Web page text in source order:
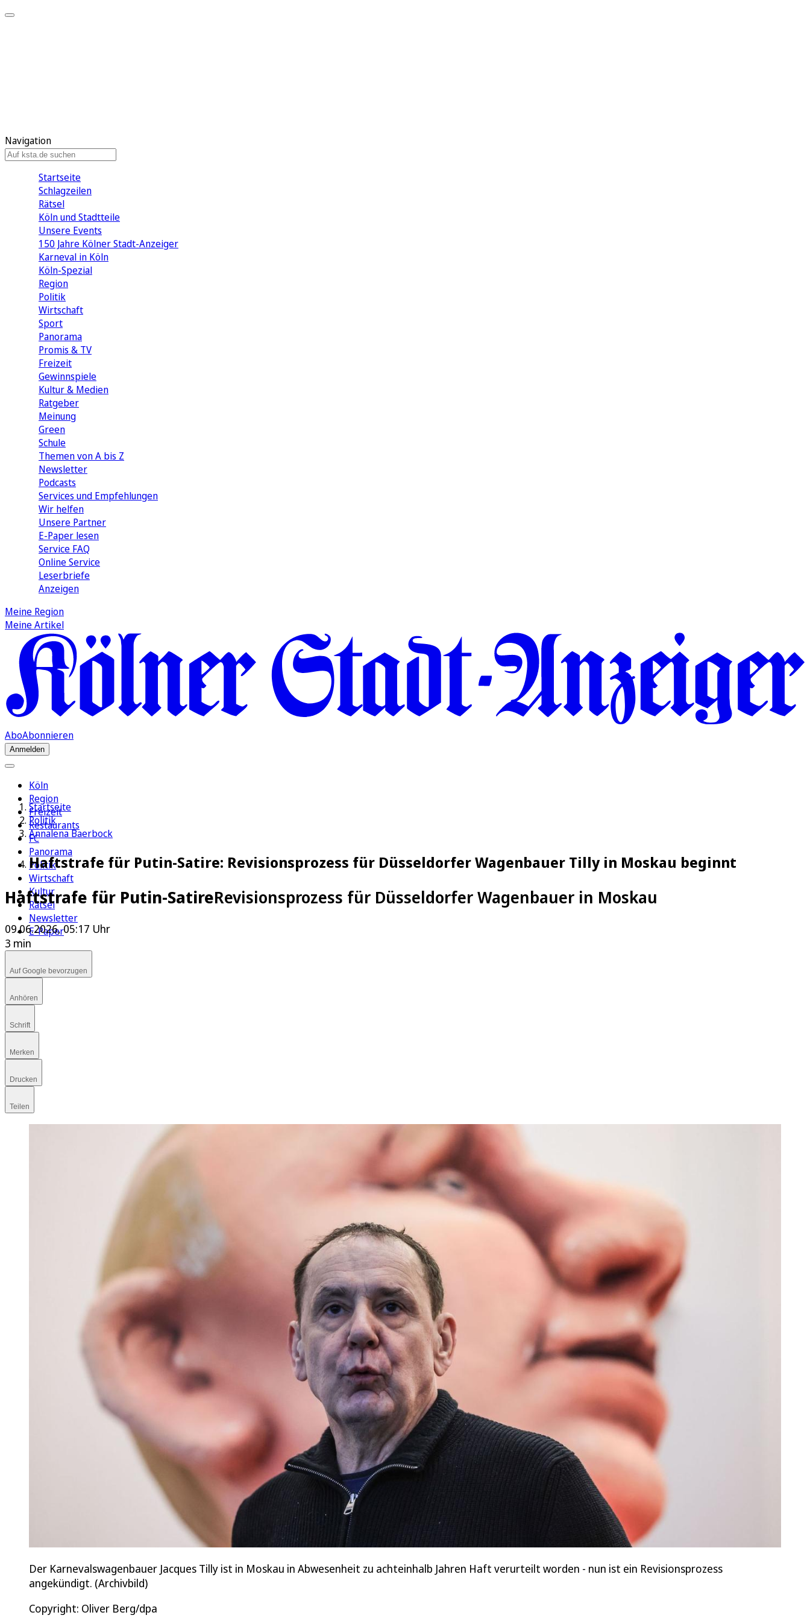
Navigation
Startseite
Schlagzeilen
Rätsel
Köln und Stadtteile
Unsere Events
150 Jahre Kölner Stadt-Anzeiger
Karneval in Köln
Köln-Spezial
Region
Politik
Wirtschaft
Sport
Panorama
Promis & TV
Freizeit
Gewinnspiele
Kultur & Medien
Ratgeber
Meinung
Green
Schule
Themen von A bis Z
Newsletter
Podcasts
Services und Empfehlungen
Wir helfen
Unsere Partner
E-Paper lesen
Service FAQ
Online Service
Leserbriefe
Anzeigen
Meine Region
Meine Artikel
AboAbonnieren
Anmelden
Köln
Region
Freizeit
Restaurants
FC
Panorama
Politik
Wirtschaft
Kultur
Rätsel
Newsletter
E-Paper
Startseite
Politik
Annalena Baerbock
Haftstrafe für Putin-Satire: Revisionsprozess für Düsseldorfer Wagenbauer Tilly in Moskau beginnt
Haftstrafe für Putin-SatireRevisionsprozess für Düsseldorfer Wagenbauer in Moskau
09.06.2026, 05:17 Uhr
3 min
Auf Google bevorzugen
Anhören
Schrift
Merken
Drucken
Teilen
Der Karnevalswagenbauer Jacques Tilly ist in Moskau in Abwesenheit zu achteinhalb Jahren Haft verurteilt worden - nun ist ein Revisionsprozess
angekündigt. (Archivbild)
Copyright: Oliver Berg/dpa